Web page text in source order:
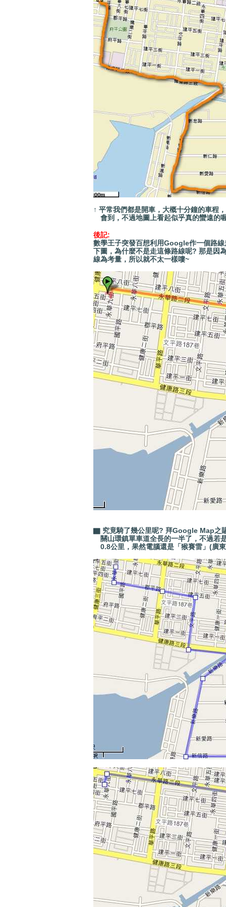
↑ 平常我們都是開車，大概十分鐘的車程
會到，不過地圖上看起似乎真的蠻遠的
後記:
數學王子突發百想利用Google作一個路
下圖， 為什麼不是走這條路線呢? 那是因
線為考量，所以就不太一樣嘍~
▇ 究竟騎了幾公里呢? 拜Google Map之
關山環鎮單車道全長的一半了，不過若
0.8公里，果然電腦還是「猴賽雷」(廣